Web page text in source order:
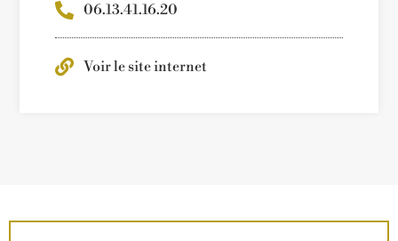
06.13.41.16.20
Voir le site internet